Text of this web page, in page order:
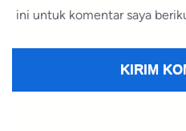
ini untuk komentar saya